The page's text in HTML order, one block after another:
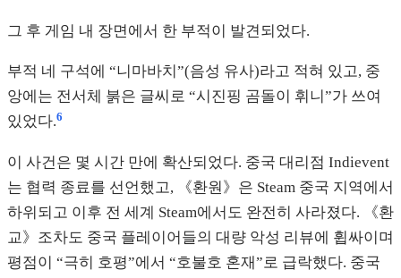
그 후 게임 내 장면에서 한 부적이 발견되었다.
부적 네 구석에 “니마바치”(음성 유사)라고 적혀 있고, 중
앙에는 전서체 붉은 글씨로 “시진핑 곰돌이 휘니”가 쓰여
있었다.6
이 사건은 몇 시간 만에 확산되었다. 중국 대리점 Indievent
는 협력 종료를 선언했고, 《환원》은 Steam 중국 지역에서
하위되고 이후 전 세계 Steam에서도 완전히 사라졌다. 《환
교》조차도 중국 플레이어들의 대량 악성 리뷰에 휩싸이며
평점이 “극히 호평”에서 “호불호 혼재”로 급락했다. 중국